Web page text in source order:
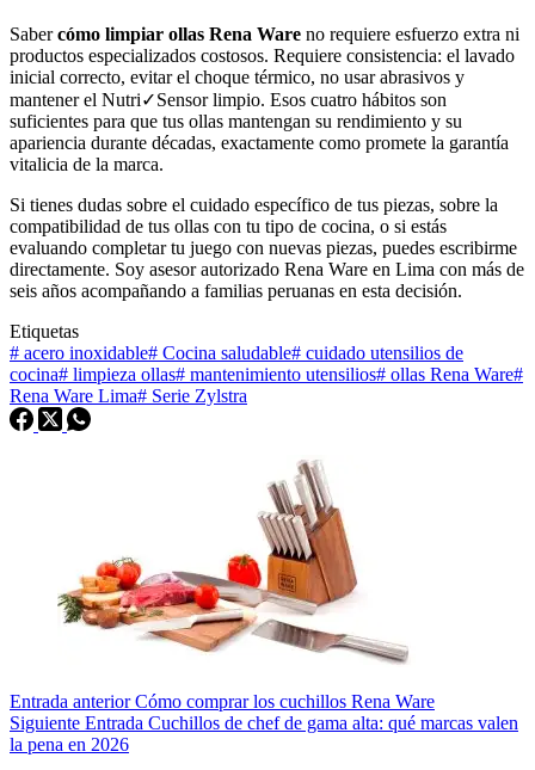
Sabercómo limpiar ollas Rena Ware no requiere esfuerzo extra ni
productos especializados costosos. Requiere consistencia: el lavado
inicial correcto, evitar el choque térmico, no usar abrasivos y
mantener el Nutri✓Sensor limpio. Esos cuatro hábitos son
suficientes para que tus ollas mantengan su rendimiento y su
apariencia durante décadas, exactamente como promete la garantía
vitalicia de la marca.
Si tienes dudas sobre el cuidado específico de tus piezas, sobre la
compatibilidad de tus ollas con tu tipo de cocina, o si estás
evaluando completar tu juego con nuevas piezas, puedes escribirme
directamente. Soy asesor autorizado Rena Ware en Lima con más de
seis años acompañando a familias peruanas en esta decisión.
Etiquetas
# acero inoxidable# Cocina saludable# cuidado utensilios de
cocina# limpieza ollas# mantenimiento utensilios# ollas Rena Ware#
Rena Ware Lima# Serie Zylstra
Entrada anteriorCómo comprar los cuchillos Rena Ware
Siguiente Entrada Cuchillos de chef de gama alta: qué marcas valen
la pena en 2026